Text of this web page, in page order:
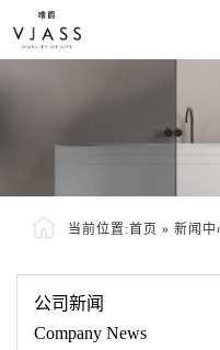
当前位置:首页 » 新闻中
公司新闻
Company News